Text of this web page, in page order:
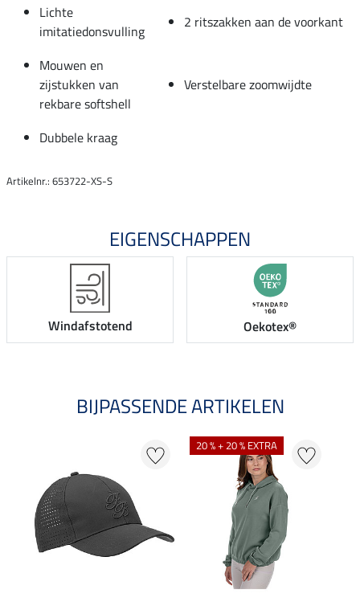
Lichte
imitatiedonsvulling
2 ritszakken aan de voorkant
Mouwen en
zijstukken van
rekbare softshell
Verstelbare zoomwijdte
Dubbele kraag
Artikelnr.: 653722-XS-S
EIGENSCHAPPEN
Windafstotend Oekotex®
BIJPASSENDE ARTIKELEN
20 % + 20 % EXTRA